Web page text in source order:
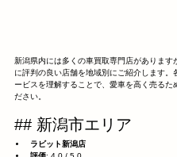
新潟県内には多くの車買取専門店があります
に評判の良い店舗を地域別にご紹介します。
ービスを理解することで、愛車を高く売るた
ださい。
## 新潟市エリア
ラビット新潟店